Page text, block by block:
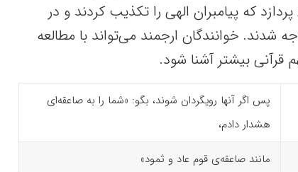
که پیامبران الهی را تکذیب کردند و در
شدند. خوانندگان ارجمند می‌تواند با مطالعه
قرآنی بیشتر آشنا شود.
پس اگر آنها رویگردان شوند، بگو: «شما را به صاعقه‌ای
هشدار دادم،
مانند صاعقه‌ی قوم عاد و ثمود»